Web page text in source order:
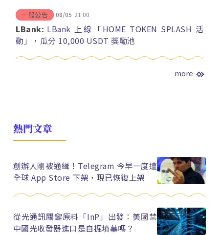
一般公告 08/05 21:00
LBank: LBank 上線「HOME TOKEN SPLASH 活
動」，瓜分 10,000 USDT 獎勵池
more
熱門文章
創辦人剛被通緝！Telegram 今早一度遭
全球 App Store 下架，現已恢復上架
從光通訊關鍵原料「InP」出發：美國禁
中國光收發器進口是自掘墳墓嗎？